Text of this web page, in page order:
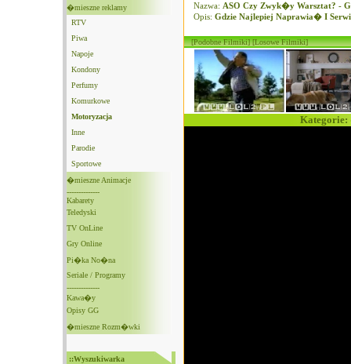
�mieszne reklamy
RTV
Piwa
Napoje
Kondony
Perfumy
Komurkowe
Motoryzacja
Inne
Parodie
Sportowe
�mieszne Animacje
--------------
Kabarety
Teledyski
TV OnLine
Gry Online
Pi�ka No�na
Seriale / Programy
--------------
Kawa�y
Opisy GG
�mieszne Rozm�wki
::Wyszukiwarka
Nazwa: ASO Czy Zwyk�y Warsztat? -
Opis: Gdzie Najlepiej Naprawia� I
[Podobne Filmiki] [Losowe Filmiki]
Kategorie: